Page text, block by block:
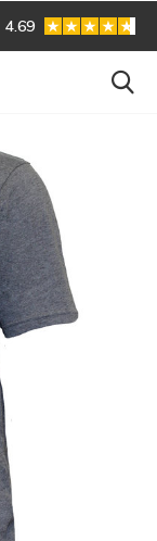
Gratis omruilen
4.69